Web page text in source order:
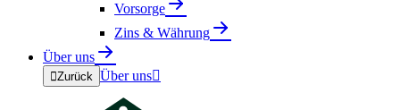
Vorsorge
Zins & Währung
Über uns
Zurück Über uns